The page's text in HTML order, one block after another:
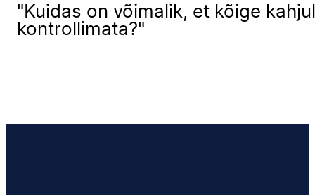
"Kuidas on võimalik, et kõige
kontrollimata?"